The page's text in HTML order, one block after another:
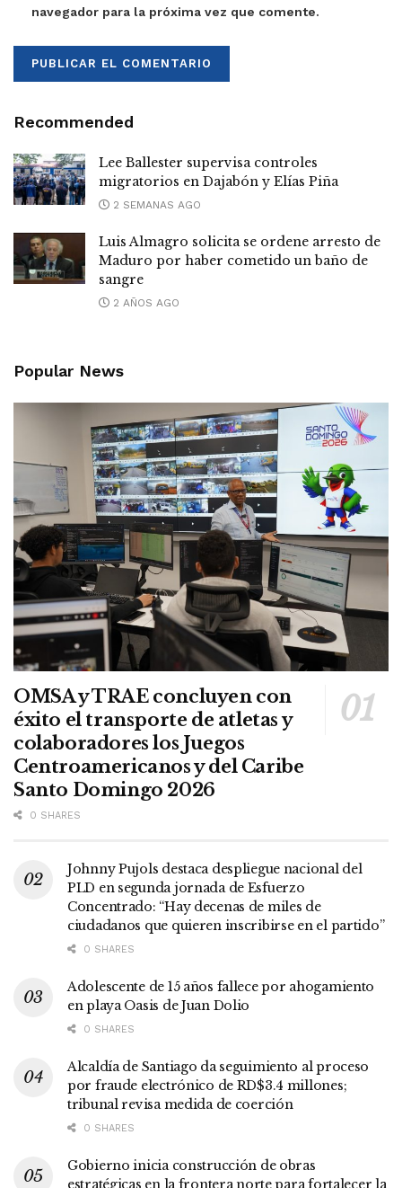
navegador para la próxima vez que comente.
Recommended
Lee Ballester supervisa controles
migratorios en Dajabón y Elías Piña
2 SEMANAS AGO
Luis Almagro solicita se ordene arresto de
Maduro por haber cometido un baño de
sangre
2 AÑOS AGO
Popular News
OMSA y TRAE concluyen con
éxito el transporte de atletas y
colaboradores los Juegos
Centroamericanos y del Caribe
Santo Domingo 2026
0 SHARES
Johnny Pujols destaca despliegue nacional del
PLD en segunda jornada de Esfuerzo
Concentrado: “Hay decenas de miles de
ciudadanos que quieren inscribirse en el partido”
0 SHARES
Adolescente de 15 años fallece por ahogamiento
en playa Oasis de Juan Dolio
0 SHARES
Alcaldía de Santiago da seguimiento al proceso
por fraude electrónico de RD$3.4 millones;
tribunal revisa medida de coerción
0 SHARES
Gobierno inicia construcción de obras
estratégicas en la frontera norte para fortalecer la